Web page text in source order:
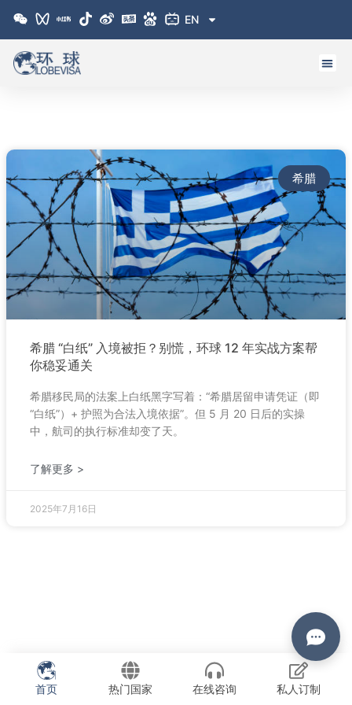
EN
希腊
希腊 “白纸” 入境被拒？别慌，环球 12 年实战方案帮
你稳妥通关
希腊移民局的法案上白纸黑字写着：“希腊居留申请凭证（即
“白纸”）+ 护照为合法入境依据”。但 5 月 20 日后的实操
中，航司的执行标准却变了天。
了解更多 >
2025年7月16日
首页 热门国家 在线咨询 私人订制